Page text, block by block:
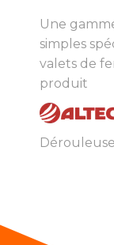
Une
simples
valets de
produit